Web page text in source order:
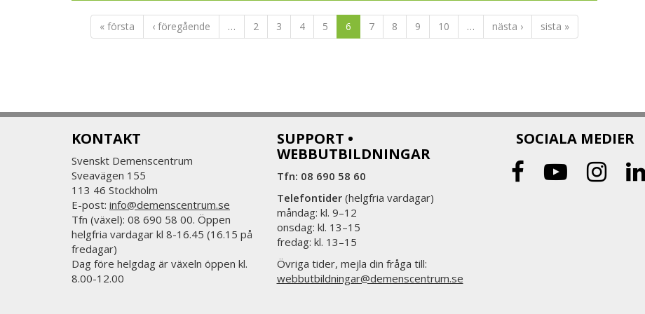
att detta har en positiv inverkan på kognitionen.
Kunskap om livsstilsfaktorer och kost är också viktigt om man utvecklat en
« första ‹ föregående … 2 3 4 5 6 7 8 9 10 … nästa › sista »
KONTAKT
Svenskt Demenscentrum
Sveavägen 155
113 46 Stockholm
E-post: info@demenscentrum.se
Tfn (växel): 08 690 58 00. Öppen
helgfria vardagar kl 8-16.45 (16.15 på
fredagar)
Dag före helgdag är växeln öppen kl.
8.00-12.00
SUPPORT •
WEBBUTBILDNINGAR
Tfn: 08 690 58 60
Telefontider(helgfria vardagar)
måndag: kl. 9–12
onsdag: kl. 13–15
fredag: kl. 13–15
Övriga tider, mejla din fråga till:
webbutbildningar@demenscentrum.se
SOCIALA MEDIER